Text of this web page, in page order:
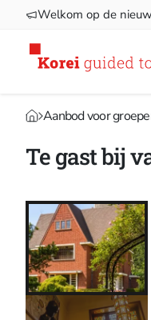
Welkom op de
Aanbod voor
Te gast bij